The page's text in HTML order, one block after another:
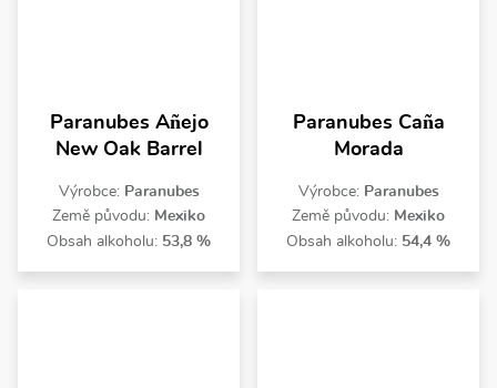
Paranubes Añejo
New Oak Barrel
Výrobce: Paranubes
Země původu: Mexiko
Obsah alkoholu: 53,8 %
Paranubes Caña
Morada
Výrobce: Paranubes
Země původu: Mexiko
Obsah alkoholu: 54,4 %